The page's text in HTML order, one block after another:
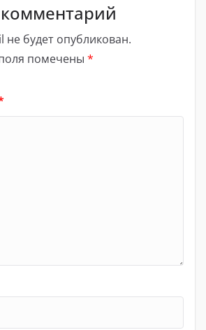
не будет опубликован.
помечены *